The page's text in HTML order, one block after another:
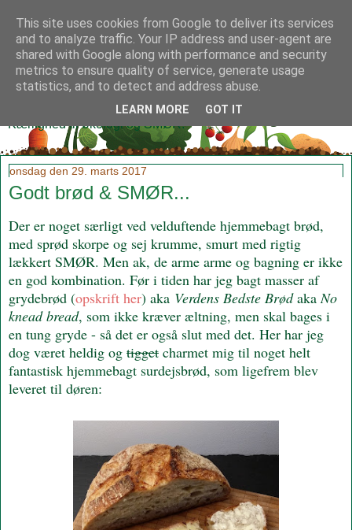
Klidmoster.dk
Kærlighed til økologi og SMØR!
onsdag den 29. marts 2017
Godt brød & SMØR...
Der er noget særligt ved velduftende hjemmebagt brød,
med sprød skorpe og sej krumme, smurt med rigtig
lækkert SMØR. Men ak, de arme arme og bagning er ikke
en god kombination. Før i tiden har jeg bagt masser af
grydebrød (opskrift her) aka Verdens Bedste BrødakaNo
knead bread, som ikke kræver æltning, men skal bages i
en tung gryde - så det er også slut med det. Her har jeg
dog været heldig og tigget charmet mig til noget helt
fantastisk hjemmebagt surdejsbrød, som ligefrem blev
leveret til døren:
This site uses cookies from Google to deliver its services
and to analyze traffic. Your IP address and user-agent are
shared with Google along with performance and security
metrics to ensure quality of service, generate usage
statistics, and to detect and address abuse.
LEARN MORE GOT IT